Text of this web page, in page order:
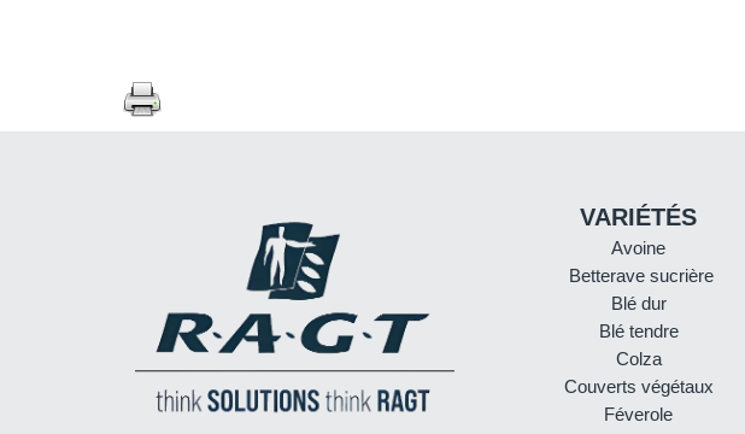
VARIÉTÉS
Avoine
Betterave sucrière
Blé dur
Blé tendre
Colza
Couverts végétaux
Féverole